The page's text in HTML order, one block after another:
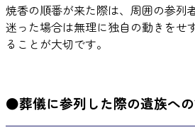
焼香の順番が来た際は、周囲の参列
迷った場合は無理に独自の動きをせ
ることが大切です。
●葬儀に参列した際の遺族へ